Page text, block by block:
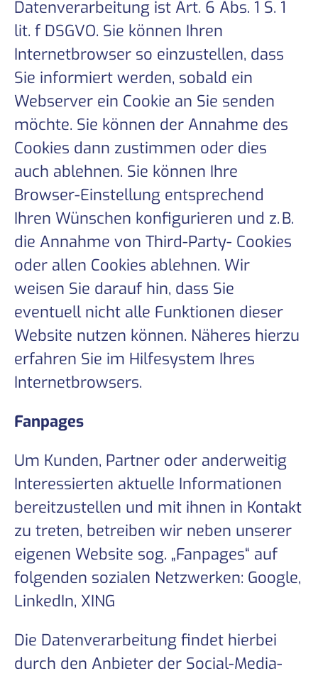
Datenverarbeitung ist Art. 6 Abs. 1 S. 1
lit. f DSGVO. Sie können Ihren
Internetbrowser so einzustellen, dass
Sie informiert werden, sobald ein
Webserver ein Cookie an Sie senden
möchte. Sie können der Annahme des
Cookies dann zustimmen oder dies
auch ablehnen. Sie können Ihre
Browser-Einstellung entsprechend
Ihren Wünschen konfigurieren und z. B.
die Annahme von Third-Party- Cookies
oder allen Cookies ablehnen. Wir
weisen Sie darauf hin, dass Sie
eventuell nicht alle Funktionen dieser
Website nutzen können. Näheres hierzu
erfahren Sie im Hilfesystem Ihres
Internetbrowsers.
Fanpages
Um Kunden, Partner oder anderweitig
Interessierten aktuelle Informationen
bereitzustellen und mit ihnen in Kontakt
zu treten, betreiben wir neben unserer
eigenen Website sog. „Fanpages“ auf
folgenden sozialen Netzwerken: Google,
LinkedIn, XING
Die Datenverarbeitung findet hierbei
durch den Anbieter der Social-Media-